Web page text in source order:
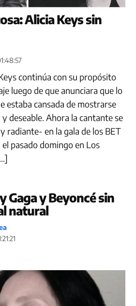
Alicia Keys sin
continúa con su propósito
luego de que anunciara que lo
estaba cansada de mostrarse
deseable. Ahora la cantante se
radiante- en la gala de los BET
pasado domingo en Los
Gaga y Beyoncé sin
natural